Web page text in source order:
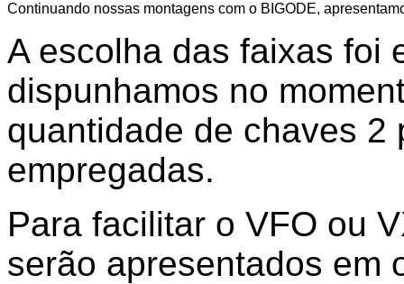
Continuando nossas montagens com o BIGODE,
A escolha das faixas foi
dispunhamos no
quantidade de chaves 2
empregadas.
Para facilitar o VFO ou
serão apresentados em